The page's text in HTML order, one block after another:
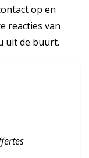
op en
reacties van
uit de buurt.